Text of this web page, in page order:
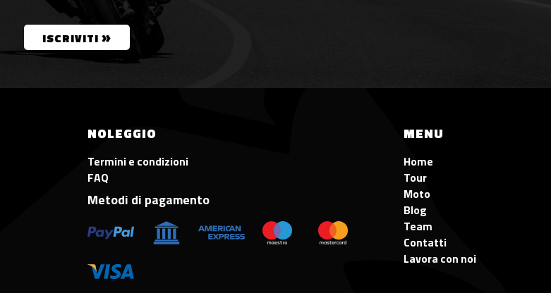
ISCRIVITI »
NOLEGGIO
Termini e condizioni
FAQ
Metodi di pagamento
MENU
Home
Tour
Moto
Blog
Team
Contatti
Lavora con noi